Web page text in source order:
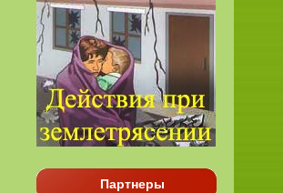
Партнеры